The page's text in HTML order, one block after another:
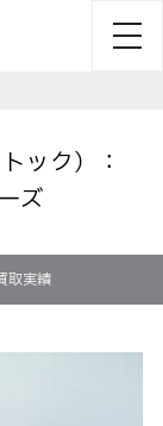
ック）：
ズ
取実績